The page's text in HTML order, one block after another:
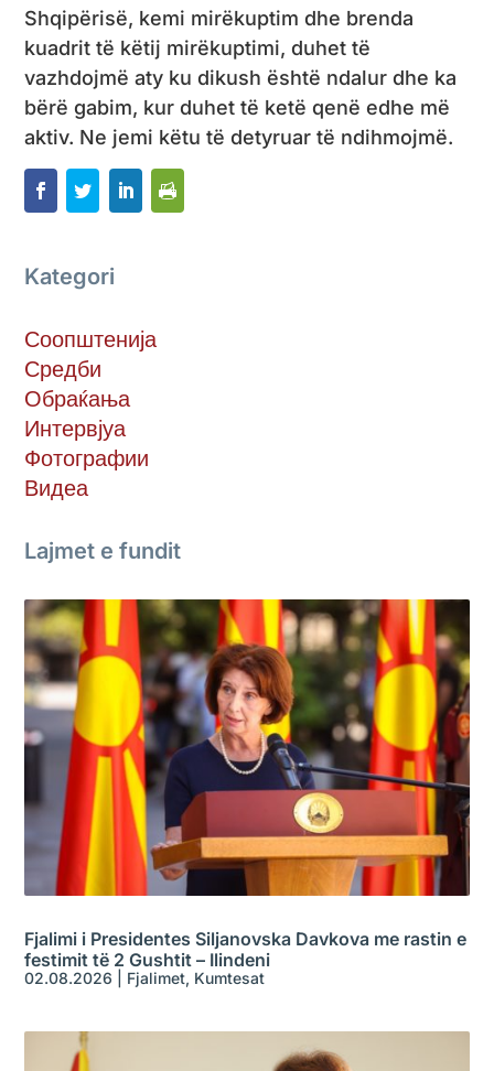
Shqipërisë, kemi mirëkuptim dhe brenda
kuadrit të këtij mirëkuptimi, duhet të
vazhdojmë aty ku dikush është ndalur dhe ka
bërë gabim, kur duhet të ketë qenë edhe më
aktiv. Ne jemi këtu të detyruar të ndihmojmë.
Kategori
Соопштенија
Средби
Обраќања
Интервјуа
Фотографии
Видеа
Lajmet e fundit
Fjalimi i Presidentes Siljanovska Davkova me rastin e
festimit të 2 Gushtit – Ilindeni
02.08.2026 Fjalimet, Kumtesat